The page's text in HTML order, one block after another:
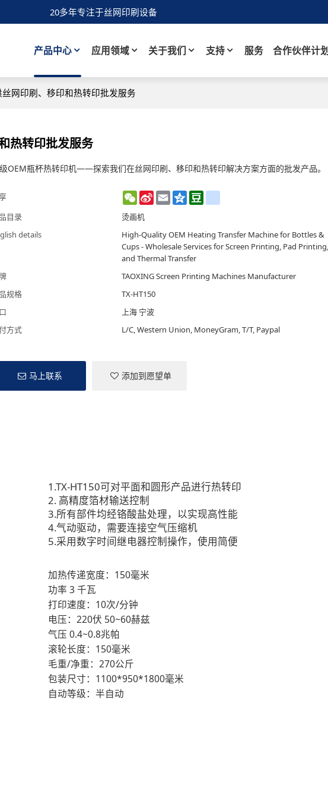
20多年专注于丝网印刷设备
产品中心 应用领域 关于我们 支持 服务 合作伙伴计划
网印刷、移印和热转印批发服务
热转印批发服务
OEM瓶杯热转印机——探索我们在丝网印刷、移印和热转印解决方案方面的批发产品。
WeChat
Sina
Weibo
EmailQzone
目录
烫画机
details
High-Quality OEM Heating Transfer Machine for Bottles &
Cups - Wholesale Services for Screen Printing, Pad Printing,
and Thermal Transfer
TAOXING Screen Printing Machines Manufacturer
规格
TX-HT150
上海 宁波
方式
L/C, Western Union, MoneyGram, T/T, Paypal
马上联系 添加到愿望单
1.TX-HT150可对平面和圆形产品进行热转印
2. 高精度箔材输送控制
3.所有部件均经铬酸盐处理，以实现高性能
4.气动驱动，需要连接空气压缩机
5.采用数字时间继电器控制操作，使用简便
加热传递宽度：150毫米
功率 3 千瓦
打印速度：10次/分钟
电压：220伏 50~60赫兹
气压 0.4~0.8兆帕
滚轮长度：150毫米
毛重/净重：270公斤
包装尺寸：1100*950*1800毫米
自动等级：半自动